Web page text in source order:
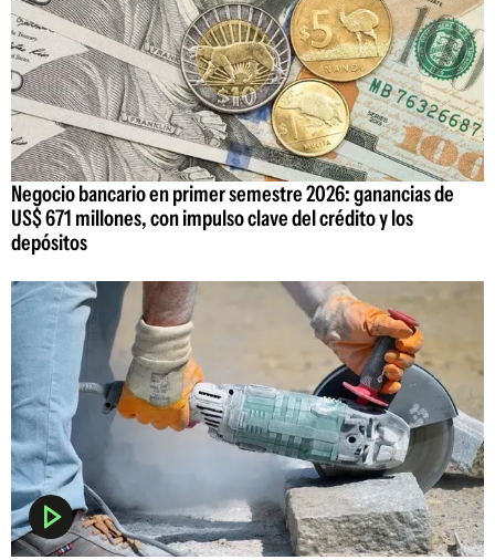
Negocio bancario en primer semestre 2026: ganancias de
US$ 671 millones, con impulso clave del crédito y los
depósitos